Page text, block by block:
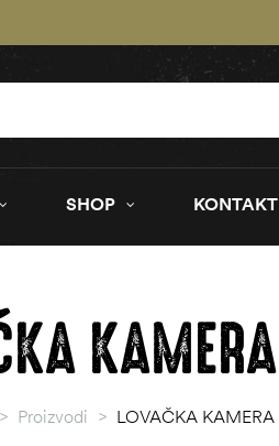
SHOP KONTAKT
KAMERA
> Proizvodi > LOVAČKA KAMERA